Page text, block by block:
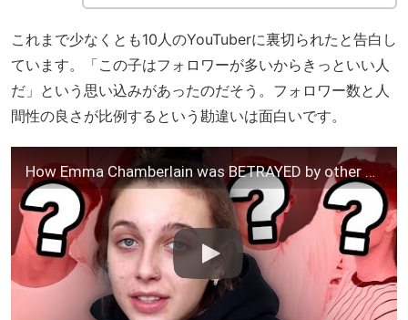
これまで少なくとも10人のYouTuberに裏切られたと告白し
ています。「この子はフォロワーが多いからきっといい人
だ」という思い込みがあったのだそう。フォロワー数と人
間性の良さが比例するという勘違いは面白いです。
How Emma Chamberlain was BETRAYED by other YouTubers